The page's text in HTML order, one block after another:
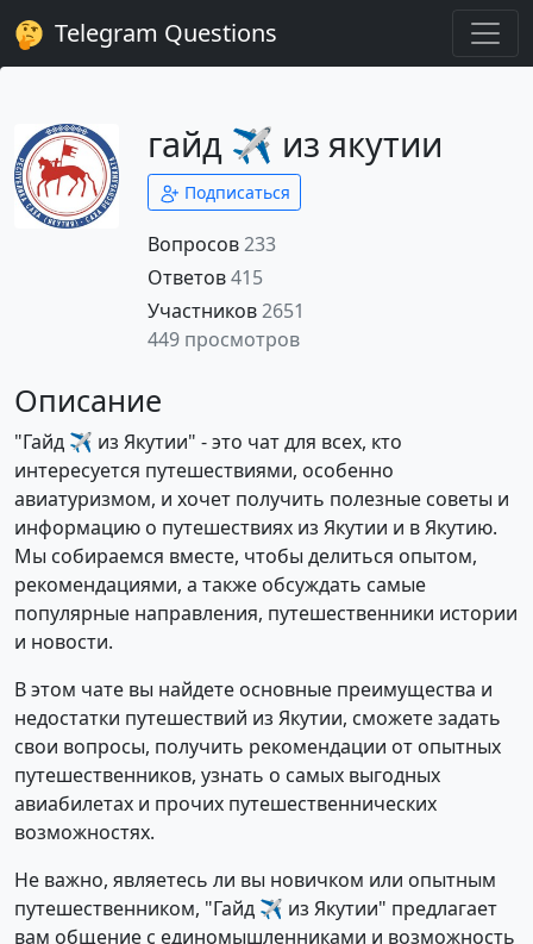
Telegram Questions
гайд ✈️ из якутии
Подписаться
Вопросов233
Ответов415
Участников2651
449 просмотров
Описание
"Гайд ✈️ из Якутии" - это чат для всех, кто
интересуется путешествиями, особенно
авиатуризмом, и хочет получить полезные советы и
информацию о путешествиях из Якутии и в Якутию.
Мы собираемся вместе, чтобы делиться опытом,
рекомендациями, а также обсуждать самые
популярные направления, путешественники истории
и новости.
В этом чате вы найдете основные преимущества и
недостатки путешествий из Якутии, сможете задать
свои вопросы, получить рекомендации от опытных
путешественников, узнать о самых выгодных
авиабилетах и прочих путешественнических
возможностях.
Не важно, являетесь ли вы новичком или опытным
путешественником, "Гайд ✈️ из Якутии" предлагает
вам общение с единомышленниками и возможность